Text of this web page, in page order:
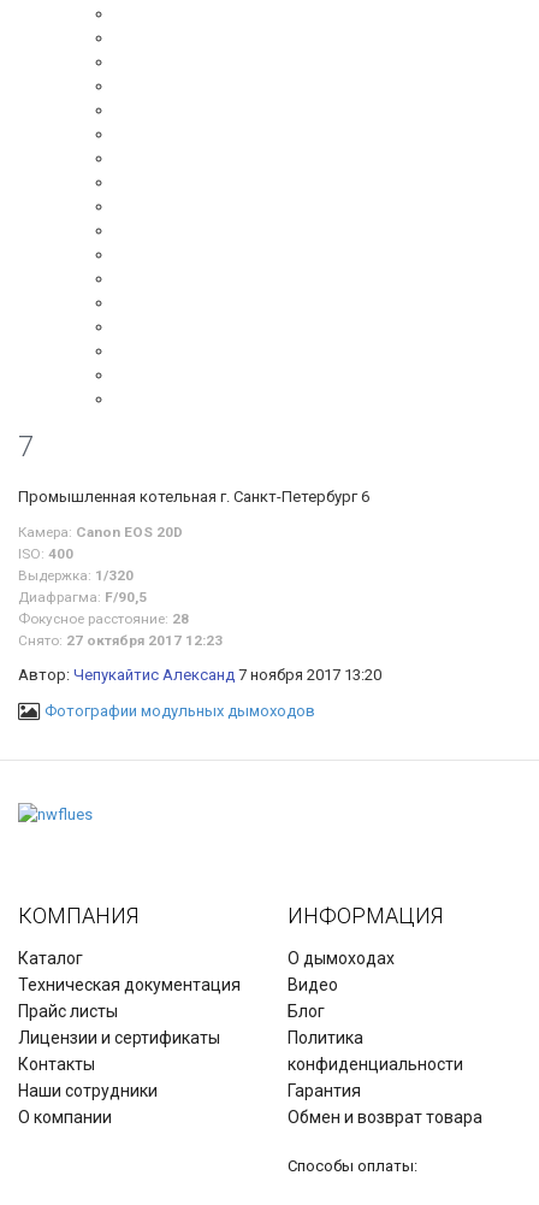
7
Промышленная котельная г. Санкт-Петербург 6
Камера: Canon EOS 20D
ISO: 400
Выдержка: 1/320
Диафрагма: F/90,5
Фокусное расстояние: 28
Снято: 27 октября 2017 12:23
Автор: Чепукайтис Александ 7 ноября 2017 13:20
Фотографии модульных дымоходов
КОМПАНИЯ
Каталог
Техническая документация
Прайс листы
Лицензии и сертификаты
Контакты
Наши сотрудники
О компании
ИНФОРМАЦИЯ
О дымоходах
Видео
Блог
Политика
конфиденциальности
Гарантия
Обмен и возврат товара
Способы оплаты: